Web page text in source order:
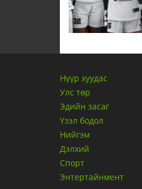
Нүүр хуудас
Улс төр
Эдийн засаг
Үзэл бодол
Нийгэм
Дэлхий
Спорт
Энтертайнмент